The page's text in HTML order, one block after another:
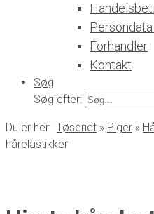
Forhandler
Kontakt
Søg
Søg efter:
Du er her: Tøseriet » Piger »
hårelastikker